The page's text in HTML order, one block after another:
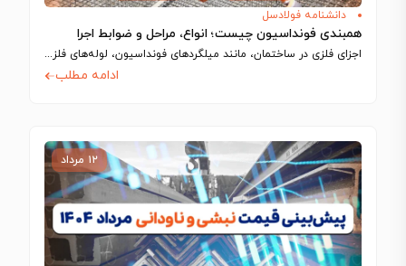
دانشنامه فولادسل
همبندی فونداسیون چیست؛ انواع، مراحل و ضوابط اجرا
اجزای فلزی در ساختمان، مانند میلگردهای فونداسیون، لوله‌های فلزی و شفت آسانسور، رسانای جریان…
ادامه مطلب
۱۲ مرداد